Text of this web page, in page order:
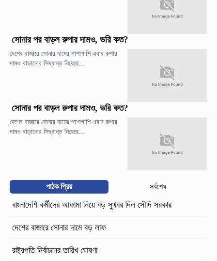
সোনার পর বাড়ল রুপার দামও, ভরি কত?
দেশের বাজারে সোনার দামের পাশাপাশি এবার রুপার
দামও বাড়ানোর সিদ্ধান্ত নিয়েছে...
সোনার পর বাড়ল রুপার দামও, ভরি কত?
দেশের বাজারে সোনার দামের পাশাপাশি এবার রুপার
দামও বাড়ানোর সিদ্ধান্ত নিয়েছে...
পাঠক প্রিয় সর্বশেষ
বাংলাদেশি কর্মীদের আকামা নিয়ে বড় সুখবর দিল সৌদি সরকার
দেশের বাজারে সোনার দামে বড় লাফ
রাষ্ট্রপতি নির্বাচনের তারিখ ঘোষণা